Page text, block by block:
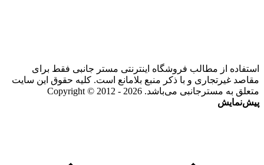
استفاده از مطالب فروشگاه اینترنتی مستر جانبی فقط برای
مقاصد غیرتجاری و با ذکر منبع بلامانع است. کلیه حقوق این سایت
متعلق به مسترجانبی می‌باشد. Copyright © 2012 - 2026
پیش‌نمایش